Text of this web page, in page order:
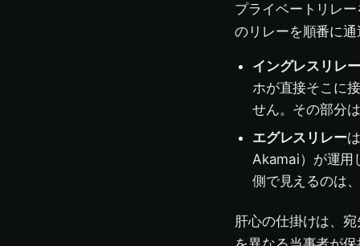
プライベートリレ
のリレーを順番に
イングレスリレー
ホが直接そこに
せん。その部分
エグレスリレー
Akamai）が運用
側で見えるのは
肝心の仕掛けは、